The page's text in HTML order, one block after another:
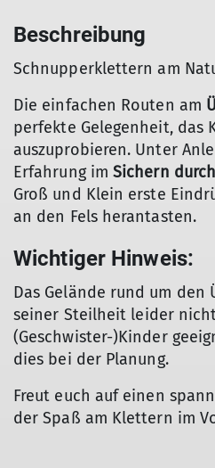
Beschreibung
Schnupperklettern am
Die einfachen Routen am
perfekte Gelegenheit, das
auszuprobieren. Unter
Erfahrung imSichern
Groß und Klein erste
an den Fels herantasten.
Wichtiger Hinweis:
Das Gelände rund um den
seiner Steilheit leider
(Geschwister-)Kinder
dies bei der Planung.
Freut euch auf einen
der Spaß am Klettern im